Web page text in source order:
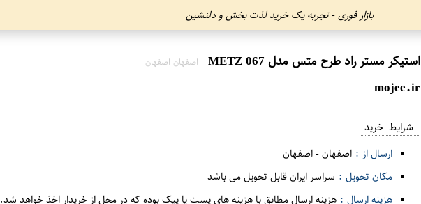
بازار فوری - تجربه یک خرید لذت بخش و دلنشین
استیکر مستر راد طرح متس مدل METZ 067 اصفهان اصفهان
mojee.ir
شرایط خرید
ارسال از : اصفهان-اصفهان
مکان تحویل : سراسر ایران قابل تحویل می باشد
هزینه ارسال : هزینه ارسال مطابق با هزینه های پست یا پیک بوده که در محل از خریدار اخذ خواهد شد.